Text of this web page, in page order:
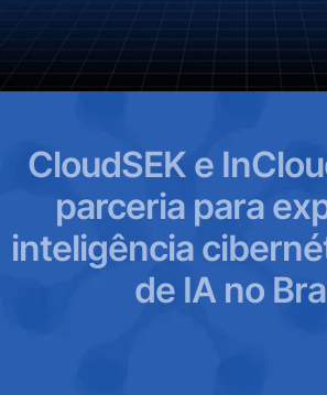
CloudSEK e
parceria para
inteligência
de IA no